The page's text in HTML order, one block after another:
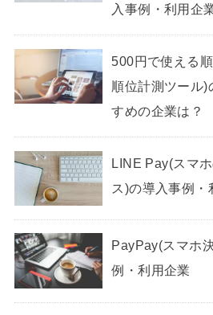
入事例・利用企
500円で使える
順位計測ツール)
すめの企業は？
LINE Pay(スマ
ス)の導入事例・
PayPay(スマホ
例・利用企業